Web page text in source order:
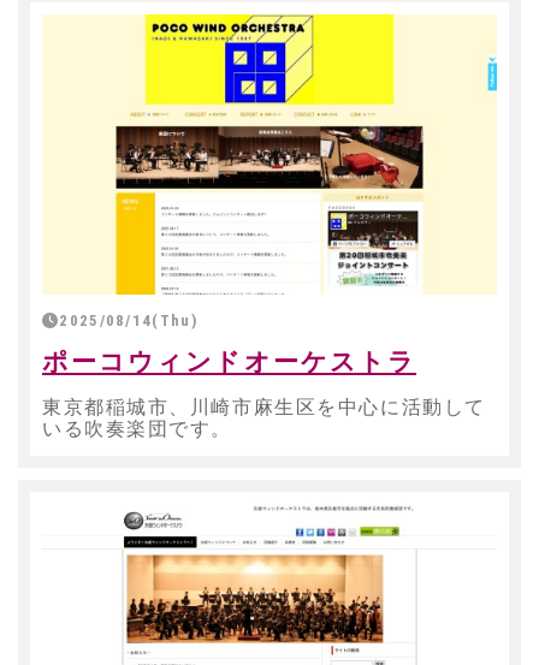
2025/08/14(Thu)
ポーコウィンドオーケストラ
東京都稲城市、川崎市麻生区を中心に活動して
いる吹奏楽団です。